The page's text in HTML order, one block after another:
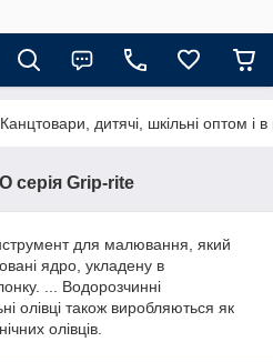
Канцтовари, дитячі, шкільні оптом і в
серія Grip-rite
для малювання, який
ядро, укладену в
... Водорозчинні
олівці також виробляються як
олівців.